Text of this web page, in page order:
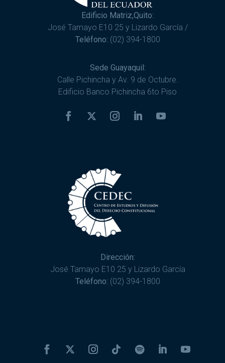
Edificio Matriz,Quito:
José Tamayo E10 25 y Lizardo García /
Teléfono: (02) 394-1800
Sede Guayaquil:
Calle Pichincha y Av. 9 de Octubre.
Edificio Banco Pichincha 6to Piso
Dirección:
José Tamayo E10 25 y Lizardo García
Teléfono: (02) 394-1800